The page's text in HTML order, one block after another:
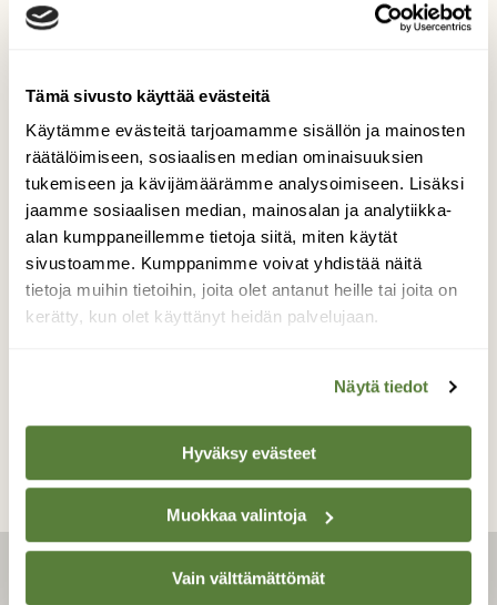
Tämä sivusto käyttää evästeitä
Käytämme evästeitä tarjoamamme sisällön ja mainosten
räätälöimiseen, sosiaalisen median ominaisuuksien
tukemiseen ja kävijämäärämme analysoimiseen. Lisäksi
jaamme sosiaalisen median, mainosalan ja analytiikka-
alan kumppaneillemme tietoja siitä, miten käytät
sivustoamme. Kumppanimme voivat yhdistää näitä
tietoja muihin tietoihin, joita olet antanut heille tai joita on
kerätty, kun olet käyttänyt heidän palvelujaan.
Näytä tiedot
Hyväksy evästeet
Muokkaa valintoja
Vain välttämättömät
Sinivuokkojen aikaan
Yksittäisiä kukintoja siellä täällä löytyy jo.
Valokuvaaja: Martti Valtonen, Mukkula Lahti
27.3.2026
TAKAISIN LISTAAN
LEHTI